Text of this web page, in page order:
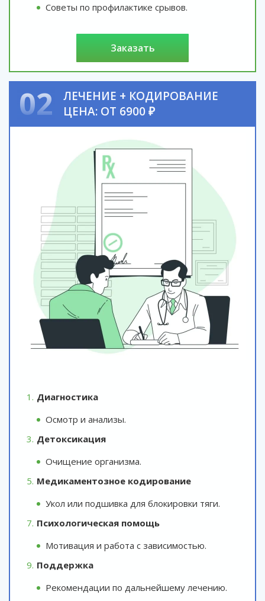
Советы по профилактике срывов.
заказать
02
ЛЕЧЕНИЕ + КОДИРОВАНИЕ
ЦЕНА: ОТ 6900 ₽
Диагностика
Осмотр и анализы.
Детоксикация
Очищение организма.
Медикаментозное кодирование
Укол или подшивка для блокировки тяги.
Психологическая помощь
Мотивация и работа с зависимостью.
Поддержка
Рекомендации по дальнейшему лечению.